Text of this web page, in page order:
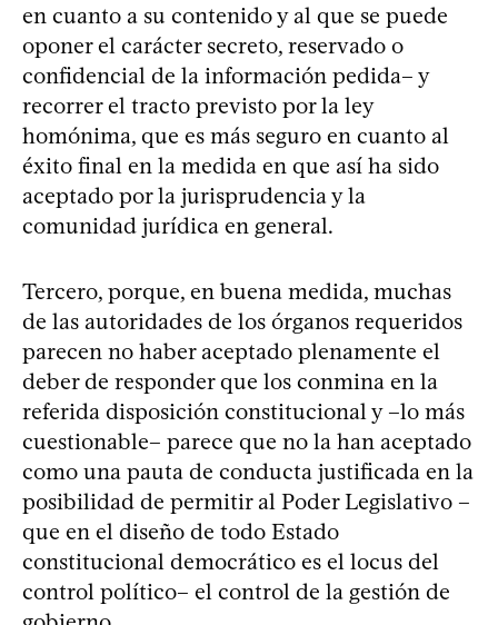
en cuanto a su contenido y al que se puede
oponer el carácter secreto, reservado o
confidencial de la información pedida– y
recorrer el tracto previsto por la ley
homónima, que es más seguro en cuanto al
éxito final en la medida en que así ha sido
aceptado por la jurisprudencia y la
comunidad jurídica en general.
Tercero, porque, en buena medida, muchas
de las autoridades de los órganos requeridos
parecen no haber aceptado plenamente el
deber de responder que los conmina en la
referida disposición constitucional y –lo más
cuestionable– parece que no la han aceptado
como una pauta de conducta justificada en la
posibilidad de permitir al Poder Legislativo –
que en el diseño de todo Estado
constitucional democrático es el locus del
control político– el control de la gestión de